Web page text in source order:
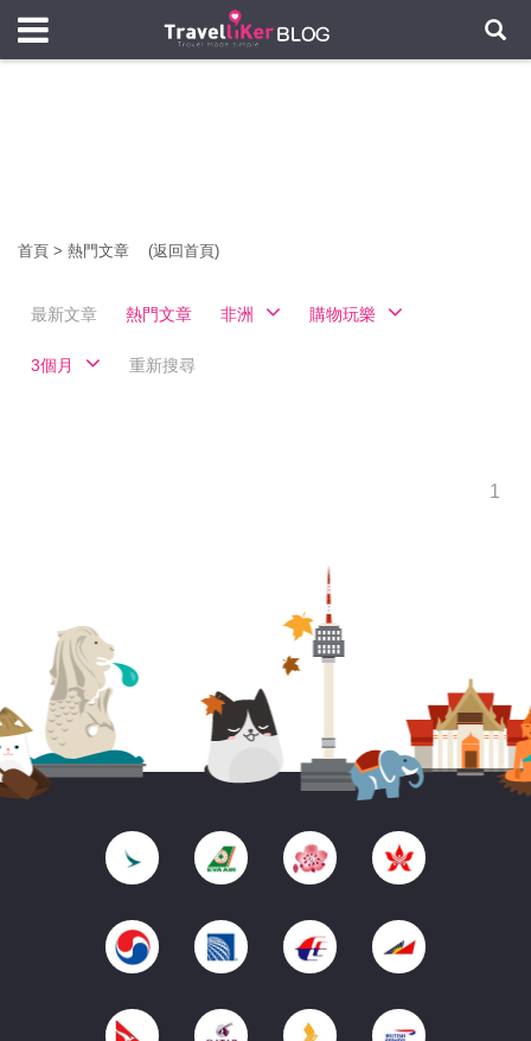
首頁 > 熱門文章 (返回首頁)
最新文章 熱門文章 非洲 購物玩樂
3個月 重新搜尋
1